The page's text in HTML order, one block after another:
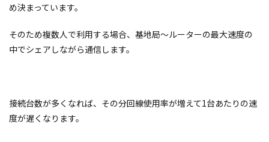
め決まっています。
そのため複数人で利用する場合、基地局〜ルーターの最大速度の
中でシェアしながら通信します。
接続台数が多くなれば、その分回線使用率が増えて1台あたりの速
度が遅くなります。